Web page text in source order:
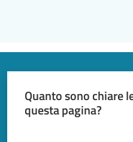
Quanto sono chiare
questa pagina?